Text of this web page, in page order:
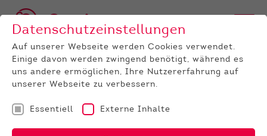
BULLEN GenomiX
Datenschutzeinstellungen
Auf unserer Webseite werden Cookies verwendet.
Einige davon werden zwingend benötigt, während es
uns andere ermöglichen, Ihre Nutzererfahrung auf
unserer Webseite zu verbessern.
Essentiell Externe Inhalte